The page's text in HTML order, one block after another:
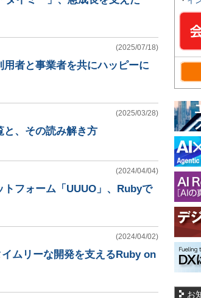
(2025/07/18)
者と事業者を共にハッピーに
(2025/03/28)
と、その読み解き方
(2024/04/04)
フォーム「UUUO」、Rubyで
(2024/04/02)
ムリーな開発を支えるRuby on
お